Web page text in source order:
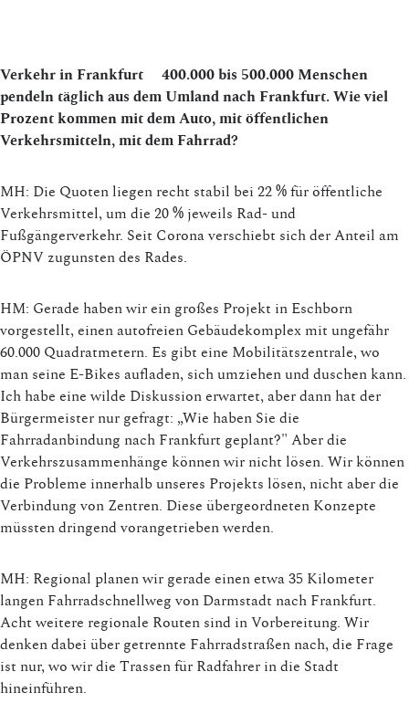
Verkehr in Frankfurt
400.000 bis 500.000 Menschen
pendeln täglich aus dem Umland nach Frankfurt. Wie viel
Prozent kommen mit dem Auto, mit öffentlichen
Verkehrsmitteln, mit dem Fahrrad?
MH: Die Quoten liegen recht stabil bei 22 % für öffentliche
Verkehrsmittel, um die 20 % jeweils Rad- und
Fußgängerverkehr. Seit Corona verschiebt sich der Anteil am
ÖPNV zugunsten des Rades.
HM: Gerade haben wir ein großes Projekt in Eschborn
vorgestellt, einen autofreien Gebäudekomplex mit ungefähr
60.000 Quadratmetern. Es gibt eine Mobilitätszentrale, wo
man seine E-Bikes aufladen, sich umziehen und duschen kann.
Ich habe eine wilde Diskussion erwartet, aber dann hat der
Bürgermeister nur gefragt: „Wie haben Sie die
Fahrradanbindung nach Frankfurt geplant?" Aber die
Verkehrszusammenhänge können wir nicht lösen. Wir können
die Probleme innerhalb unseres Projekts lösen, nicht aber die
Verbindung von Zentren. Diese übergeordneten Konzepte
müssten dringend vorangetrieben werden.
MH: Regional planen wir gerade einen etwa 35 Kilometer
langen Fahrradschnellweg von Darmstadt nach Frankfurt.
Acht weitere regionale Routen sind in Vorbereitung. Wir
denken dabei über getrennte Fahrradstraßen nach, die Frage
ist nur, wo wir die Trassen für Radfahrer in die Stadt
hineinführen.